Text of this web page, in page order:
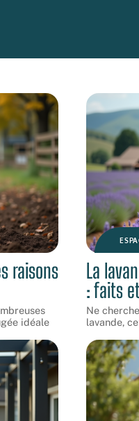
raisons
idéale
La
: faits
Ne
lavande,